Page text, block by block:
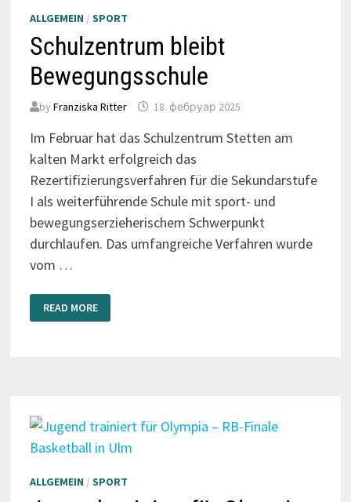
ALLGEMEIN / SPORT
Schulzentrum bleibt
Bewegungsschule
by Franziska Ritter 18. фебруар 2025
Im Februar hat das Schulzentrum Stetten am
kalten Markt erfolgreich das
Rezertifizierungsverfahren für die Sekundarstufe
I als weiterführende Schule mit sport- und
bewegungserzieherischem Schwerpunkt
durchlaufen. Das umfangreiche Verfahren wurde
vom …
SCHULZENTRUM
BLEIBT
BEWEGUNGSSCHULE
READ MORE
ALLGEMEIN / SPORT